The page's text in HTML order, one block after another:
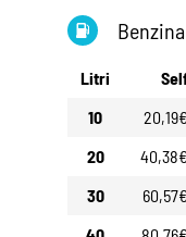
Benzina
Litri
10
20,19€
20
40,38€
30
60,57€